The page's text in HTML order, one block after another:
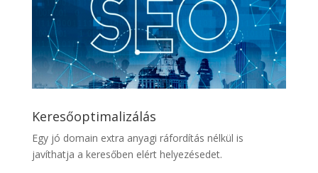
Keresőoptimalizálás
Egy jó domain extra anyagi ráfordítás nélkül is
javíthatja a keresőben elért helyezésedet.